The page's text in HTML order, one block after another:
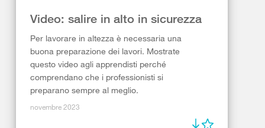
Video: salire in alto in sicurezza
Per lavorare in altezza è necessaria una
buona preparazione dei lavori. Mostrate
questo video agli apprendisti perché
comprendano che i professionisti si
preparano sempre al meglio.
novembre 2023